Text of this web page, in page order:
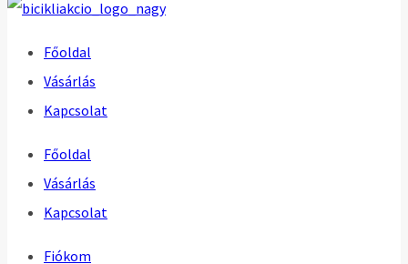
Főoldal
Vásárlás
Kapcsolat
Főoldal
Vásárlás
Kapcsolat
Fiókom